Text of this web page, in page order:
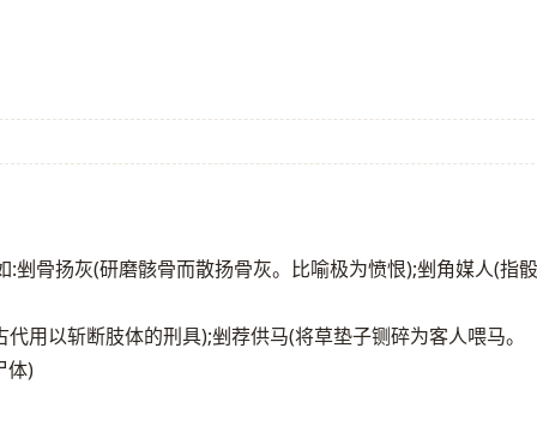
剉骨扬灰(研磨骸骨而散扬骨灰。比喻极为愤恨);剉角媒人(指骰
用以斩断肢体的刑具);剉荐供马(将草垫子铡碎为客人喂马。
体)